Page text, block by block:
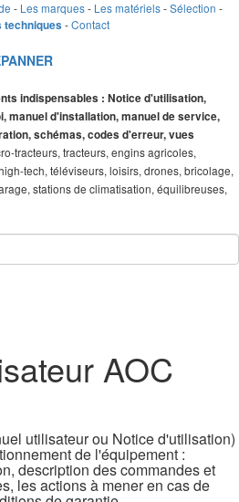
- Les marques- Les matériels-Sélection -
techniques -Contact
indispensables : Notice d'utilisation,
manuel d'installation, manuel de service,
schémas, codes d'erreur, vues
tracteurs, tracteurs, engins agricoles,
tech, téléviseurs, loisirs, drones, bricolage,
stations de climatisation, équilibreuses,
AOC
utilisateur ou Notice d'utilisation)
de l'équipement :
description des commandes et
les actions à mener en cas de